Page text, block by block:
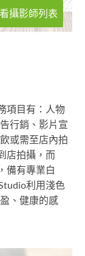
攝影師列表
項目有：人物
行銷、影片宣
或需至店內拍
店拍攝，而
備有專業白
利用淺色
、健康的感